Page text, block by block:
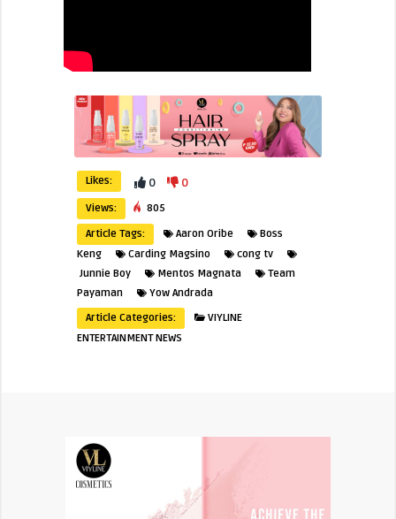
Likes: 0 0
Views:
805
Article Tags:
Aaron Oribe
Boss
Keng
Carding Magsino
cong tv
Junnie Boy
Mentos Magnata
Team
Payaman
Yow Andrada
Article Categories:
VIYLINE
ENTERTAINMENT NEWS